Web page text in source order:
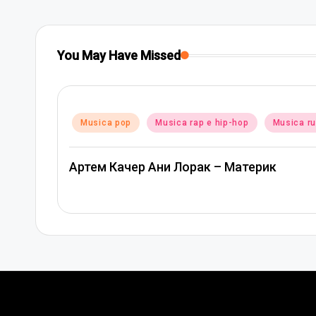
You May Have Missed
Posted
Musica pop Musica rap e hip-hop Musica
Артем Качер Ани Лорак – Материк